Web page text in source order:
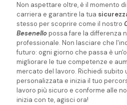
Non aspettare oltre, è il momento
carriera e garantire la tua
stesso per scoprire come il nostro
Besenellopossa fare la differenza
professionale. Non lasciare che
futuro: ogni giorno che passa è
migliorare le tue competenze e
mercato del lavoro. Richiedi subito
personalizzata e inizia il tuo
lavoro più sicuro e conforme alle
inizia con te, agisci ora!